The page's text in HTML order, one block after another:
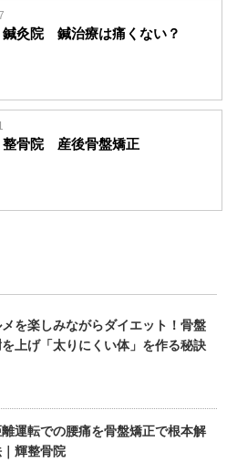
灸院 鍼治療は痛くない？
骨院 産後骨盤矯正
を楽しみながらダイエット！骨盤
上げ「太りにくい体」を作る秘訣
運転での腰痛を骨盤矯正で根本解
輝整骨院